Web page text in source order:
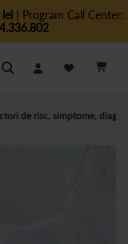
| Program Call Center:
Cautare
de risc, simptome,